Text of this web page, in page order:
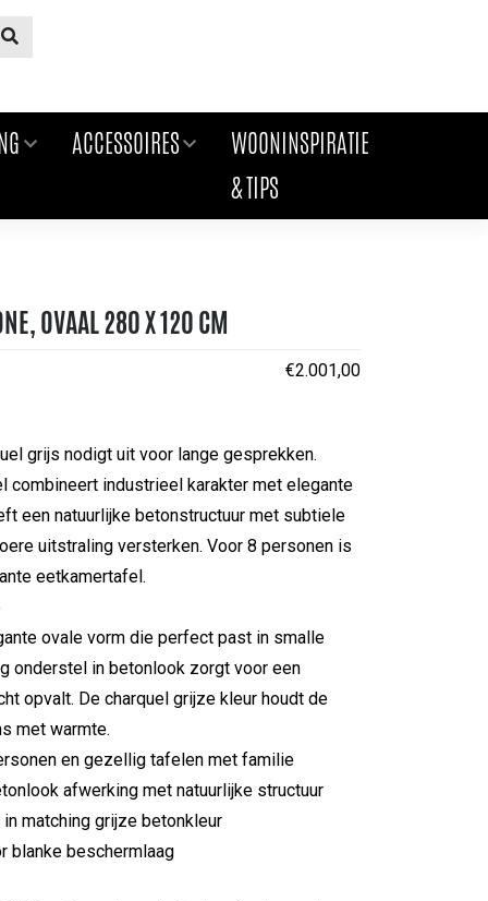
ACCESSOIRES
WOONINSPIRATIE
& TIPS
OVAAL 280 X 120 CM
€2.001,00
grijs nodigt uit voor lange gesprekken.
combineert industrieel karakter met elegante
een natuurlijke betonstructuur met subtiele
uitstraling versterken. Voor 8 personen is
eetkamertafel.
ovale vorm die perfect past in smalle
onderstel in betonlook zorgt voor een
opvalt. De charquel grijze kleur houdt de
met warmte.
en gezellig tafelen met familie
afwerking met natuurlijke structuur
matching grijze betonkleur
blanke beschermlaag